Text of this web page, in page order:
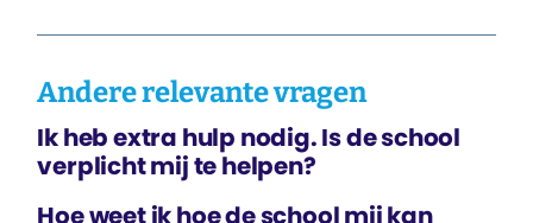
Andere relevante vragen
Ik heb extra hulp nodig. Is de school
verplicht mij te helpen?
Hoe weet ik hoe de school mij kan